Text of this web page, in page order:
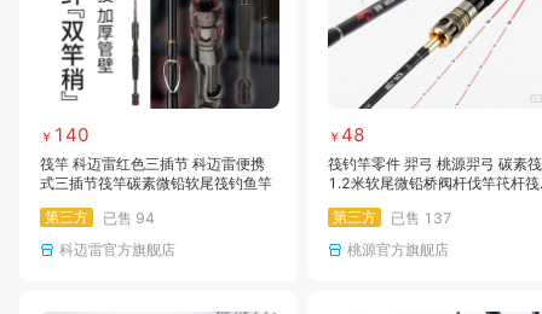
￥ 140
筏竿 科迈雷红色三插节 科迈雷便携
式三插节筏竿碳素微铅软尾筏钓鱼竿
第三方
已售 94
科迈雷官方旗舰店
￥ 48
筏钓竿零件 羿弓 桃源羿弓 碳素
1.2米软尾微铅桥阀杆伐竿笩杆
第三方
已售 137
桃源官方旗舰店